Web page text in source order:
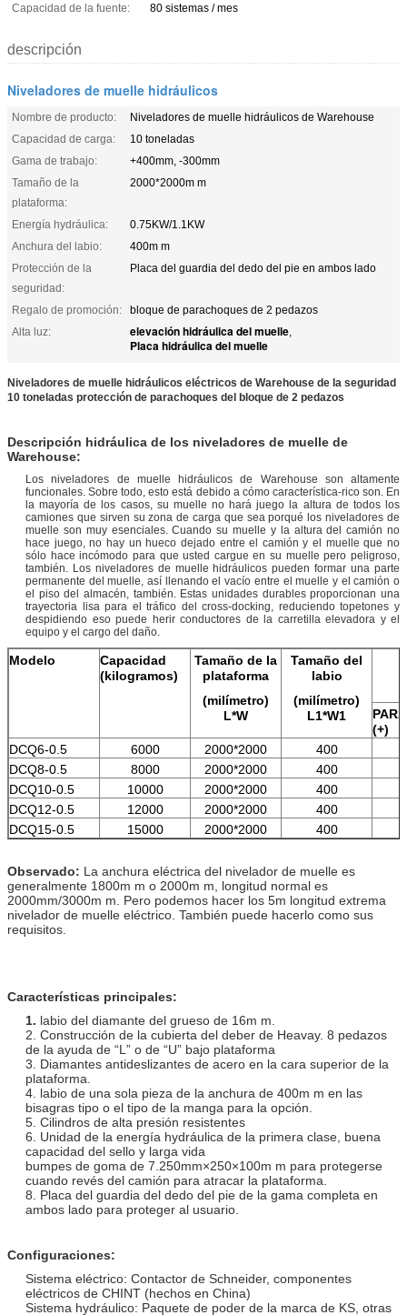
Capacidad de la fuente:
80 sistemas / mes
descripción
Niveladores de muelle hidráulicos
Nombre de producto:
Niveladores de muelle hidráulicos de Warehouse
Capacidad de carga:
10 toneladas
Gama de trabajo:
+400mm, -300mm
Tamaño de la
plataforma:
2000*2000m m
Energía hydráulica:
0.75KW/1.1KW
Anchura del labio:
400m m
Protección de la
seguridad:
Placa del guardia del dedo del pie en ambos lado
Regalo de promoción:
bloque de parachoques de 2 pedazos
Alta luz:
elevación hidráulica del muelle,
Placa hidráulica del muelle
Niveladores de muelle hidráulicos eléctricos de Warehouse de la seguridad
10 toneladas protección de parachoques del bloque de 2 pedazos
Descripción hidráulica de los niveladores de muelle de
Warehouse:
Los niveladores de muelle hidráulicos de Warehouse son altamente
funcionales. Sobre todo, esto está debido a cómo característica-rico son. En
la mayoría de los casos, su muelle no hará juego la altura de todos los
camiones que sirven su zona de carga que sea porqué los niveladores de
muelle son muy esenciales. Cuando su muelle y la altura del camión no
hace juego, no hay un hueco dejado entre el camión y el muelle que no
sólo hace incómodo para que usted cargue en su muelle pero peligroso,
también. Los niveladores de muelle hidráulicos pueden formar una parte
permanente del muelle, así llenando el vacío entre el muelle y el camión o
el piso del almacén, también. Estas unidades durables proporcionan una
trayectoria lisa para el tráfico del cross-docking, reduciendo topetones y
despidiendo eso puede herir conductores de la carretilla elevadora y el
equipo y el cargo del daño.
Modelo
Capacidad
(kilogramos)
Tamaño de la
plataforma
(milímetro)
L*W
Tamaño del
labio
(milímetro)
L1*W1
(+)
DCQ6-0.5
6000 2000*2000 400
DCQ8-0.5
8000 2000*2000 400
DCQ10-0.5
10000 2000*2000 400
DCQ12-0.5
12000 2000*2000 400
DCQ15-0.5
15000 2000*2000 400
Observado: La anchura eléctrica del nivelador de muelle es
generalmente 1800m m o 2000m m, longitud normal es
2000mm/3000m m. Pero podemos hacer los 5m longitud extrema
nivelador de muelle eléctrico. También puede hacerlo como sus
requisitos.
Características principales:
1. labio del diamante del grueso de 16m m.
2. Construcción de la cubierta del deber de Heavay. 8 pedazos
de la ayuda de “L” o de “U” bajo plataforma
3. Diamantes antideslizantes de acero en la cara superior de la
plataforma.
4. labio de una sola pieza de la anchura de 400m m en las
bisagras tipo o el tipo de la manga para la opción.
5. Cilindros de alta presión resistentes
6. Unidad de la energía hydráulica de la primera clase, buena
capacidad del sello y larga vida
bumpes de goma de 7.250mm×250×100m m para protegerse
cuando revés del camión para atracar la plataforma.
8. Placa del guardia del dedo del pie de la gama completa en
ambos lado para proteger al usuario.
Configuraciones:
Sistema eléctrico: Contactor de Schneider, componentes
eléctricos de CHINT (hechos en China)
Sistema hydráulico: Paquete de poder de la marca de KS, otras